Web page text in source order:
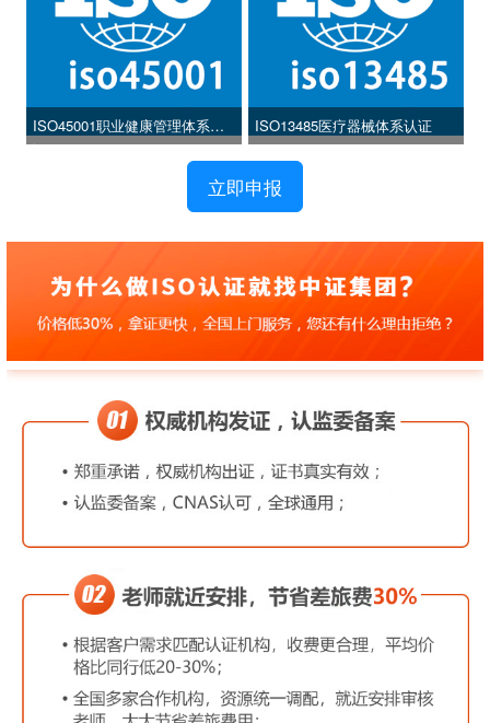
ISO45001职业健康管理体系认
证
ISO13485医疗器械体系认证
立即申报